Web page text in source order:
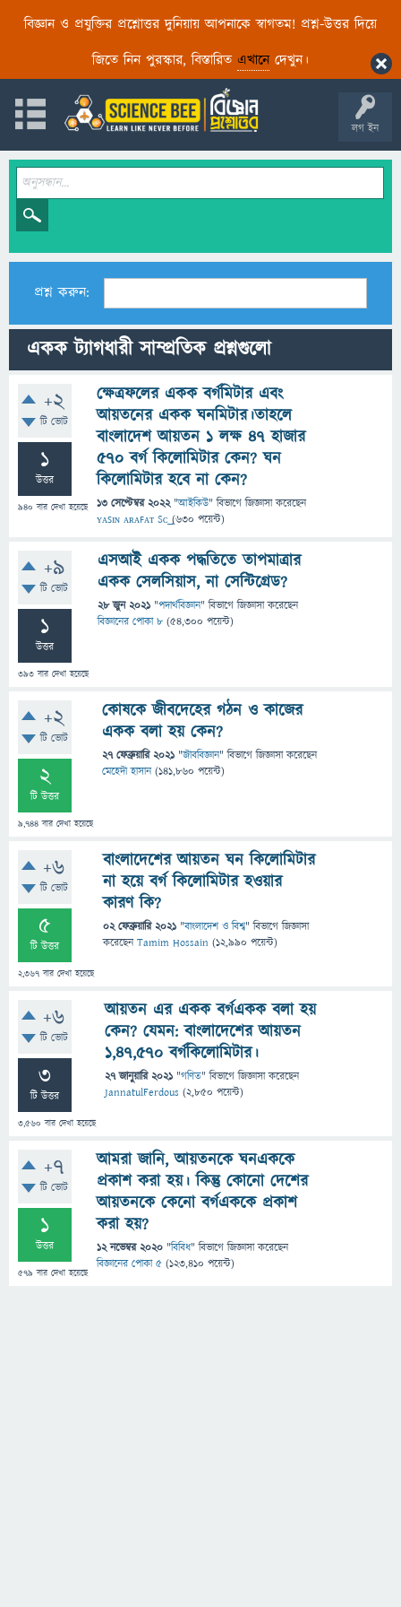
বিজ্ঞান ও প্রযুক্তির প্রশ্নোত্তর দুনিয়ায় আপনাকে স্বাগতম! প্রশ্ন-উত্তর দিয়ে
জিতে নিন পুরস্কার, বিস্তারিত এখানেদেখুন।
লগ ইন
প্রশ্ন করুন:
একক ট্যাগধারী সাম্প্রতিক প্রশ্নগুলো
+2
টি ভোট
1
উত্তর
940 বার দেখা হয়েছে
ক্ষেত্রফলের একক বর্গমিটার এবং
আয়তনের একক ঘনমিটার।তাহলে
বাংলাদেশ আয়তন 1 লক্ষ 47 হাজার
570 বর্গ কিলোমিটার কেন? ঘন
কিলোমিটার হবে না কেন?
13 সেপ্টেম্বর 2022 "আইকিউ" বিভাগে জিজ্ঞাসাকরেছেন
ʏᴀꜱɪɴ ᴀʀᴀꜰᴀᴛ Sᴄ͢͢͢ (630 পয়েন্ট)
+9
টি ভোট
1
উত্তর
393 বার দেখা হয়েছে
এসআই একক পদ্ধতিতে তাপমাত্রার
একক সেলসিয়াস, না সেন্টিগ্রেড?
28 জুন 2021 "পদার্থবিজ্ঞান" বিভাগে জিজ্ঞাসাকরেছেন
বিজ্ঞানের পোকা ৮ (54,300 পয়েন্ট)
+2
টি ভোট
2
টি উত্তর
9,744 বার দেখা হয়েছে
কোষকে জীবদেহের গঠন ও কাজের
একক বলা হয় কেন?
27 ফেব্রুয়ারি 2021 "জীববিজ্ঞান" বিভাগে জিজ্ঞাসাকরেছেন
মেহেদী হাসান (141,860 পয়েন্ট)
+6
টি ভোট
5
টি উত্তর
2,367 বার দেখা হয়েছে
বাংলাদেশের আয়তন ঘন কিলোমিটার
না হয়ে বর্গ কিলোমিটার হওয়ার
কারণ কি?
02 ফেব্রুয়ারি 2021 "বাংলাদেশ ও বিশ্ব" বিভাগে জিজ্ঞাসা
করেছেনTamim Hossain (12,990 পয়েন্ট)
+6
টি ভোট
3
টি উত্তর
3,560 বার দেখা হয়েছে
আয়তন এর একক বর্গএকক বলা হয়
কেন? যেমন: বাংলাদেশের আয়তন
১,৪৭,৫৭০ বর্গকিলোমিটার।
27 জানুয়ারি 2021 "গণিত" বিভাগে জিজ্ঞাসাকরেছেন
JannatulFerdous (2,850 পয়েন্ট)
+7
টি ভোট
1
উত্তর
579 বার দেখা হয়েছে
আমরা জানি, আয়তনকে ঘনএককে
প্রকাশ করা হয়। কিন্তু কোনো দেশের
আয়তনকে কেনো বর্গএককে প্রকাশ
করা হয়?
12 নভেম্বর 2020 "বিবিধ" বিভাগে জিজ্ঞাসাকরেছেন
বিজ্ঞানের পোকা ৫ (123,410 পয়েন্ট)